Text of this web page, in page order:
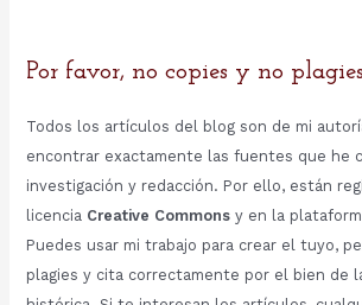
Por favor, no copies y no plagies
Todos los artículos del blog son de mi
encontrar exactamente las fuentes que he
investigación y redacción. Por ello, están
licencia Creative Commonsy en la
Puedes usar mi trabajo para crear el tuyo,
plagies y cita correctamente por el bien de